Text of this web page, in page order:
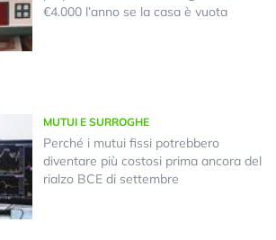
€4.000 l’anno se la casa è vuota
MUTUI E SURROGHE
Perché i mutui fissi potrebbero
diventare più costosi prima ancora del
rialzo BCE di settembre